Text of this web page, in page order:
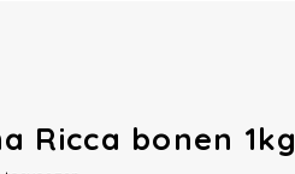
Ricca bonen 1kg